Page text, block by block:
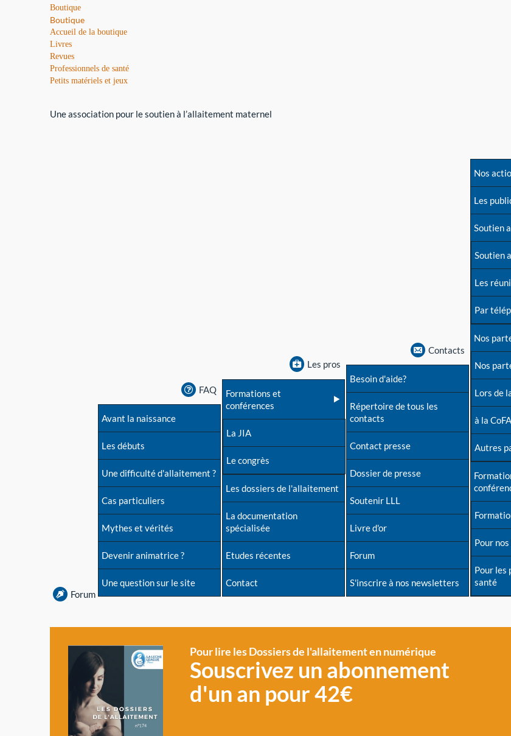
Boutique
Boutique
Accueil de la boutique
Livres
Revues
Professionnels de santé
Petits matériels et jeux
Une association pour le soutien à l’allaitement maternel
Forum
FAQ
Avant la naissance
Les débuts
Une difficulté d'allaitement ?
Cas particuliers
Mythes et vérités
Devenir animatrice ?
Une question sur le site
Les pros
Formations et
conférences
La JIA
Le congrès
Les dossiers de l'allaitement
La documentation
spécialisée
Etudes récentes
Contact
Contacts
Besoin d'aide?
Répertoire de tous les
contacts
Contact presse
Dossier de presse
Soutenir LLL
Livre d'or
Forum
S'inscrire à nos newsletters
Nos
Les
Soutien
Soutien
Les
Par
Nos
Nos
Lors de
à la
Autres
Pour
Pour les
santé
Pour lire les Dossiers de l'allaitement en numérique
Souscrivez un abonnement
d'un an pour 42€